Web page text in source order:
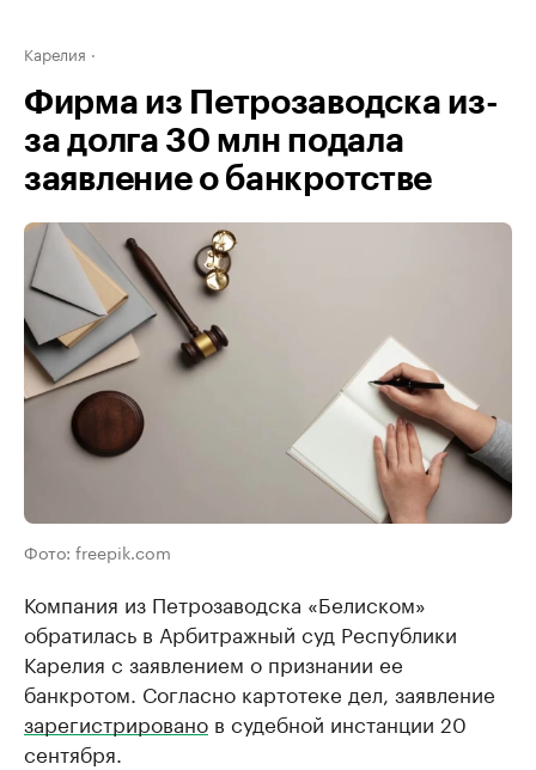
Карелия
Фирма из Петрозаводска из-
за долга 30 млн подала
заявление о банкротстве
Фото: freepik.com
Компания из Петрозаводска «Белиском»
обратилась в Арбитражный суд Республики
Карелия с заявлением о признании ее
банкротом. Согласно картотеке дел, заявление
зарегистрировано в судебной инстанции 20
сентября.